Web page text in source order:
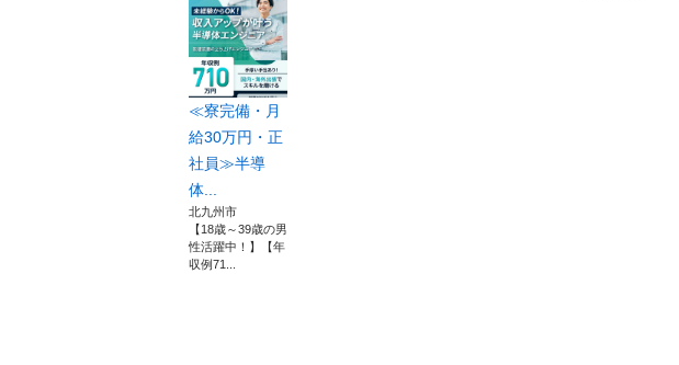
≪寮完備・月
給30万円・正
社員≫半導
体...
北九州市
【18歳～39歳の男
性活躍中！】【年
収例71...